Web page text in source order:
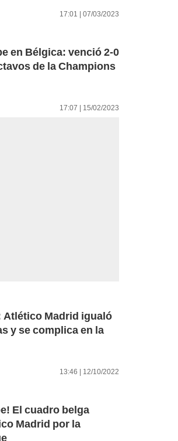
17:01 | 07/03/2023
en Bélgica: venció 2-0
de la Champions
17:07 | 15/02/2023
Atlético Madrid igualó
y se complica en la
13:46 | 12/10/2022
El cuadro belga
Madrid por la